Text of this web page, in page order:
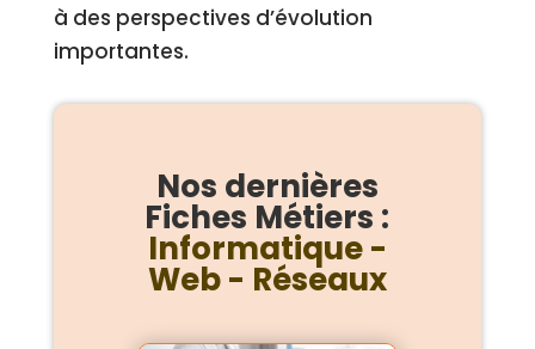
à des perspectives d’évolution
importantes.
Nos dernières
Fiches Métiers :
Informatique -
Web - Réseaux